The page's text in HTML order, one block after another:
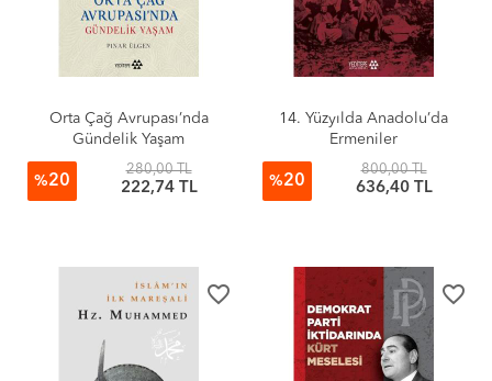
Orta Çağ Avrupası’nda
Gündelik Yaşam
%20
280,00 TL
222,74 TL
14. Yüzyılda Anadolu’da
Ermeniler
%20
800,00 TL
636,40 TL
favorite_border favorite_border